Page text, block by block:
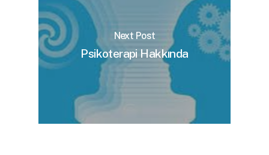
Next Post
Psikoterapi Hakkında